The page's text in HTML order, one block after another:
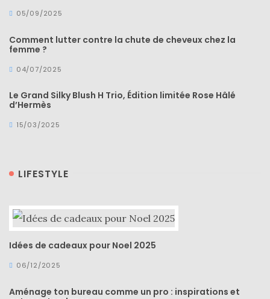
05/09/2025
Comment lutter contre la chute de cheveux chez la
femme ?
04/07/2025
Le Grand Silky Blush H Trio, Édition limitée Rose Hâlé
d’Hermès
15/03/2025
LIFESTYLE
Idées de cadeaux pour Noel 2025
06/12/2025
Aménage ton bureau comme un pro : inspirations et